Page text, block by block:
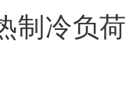
制冷负